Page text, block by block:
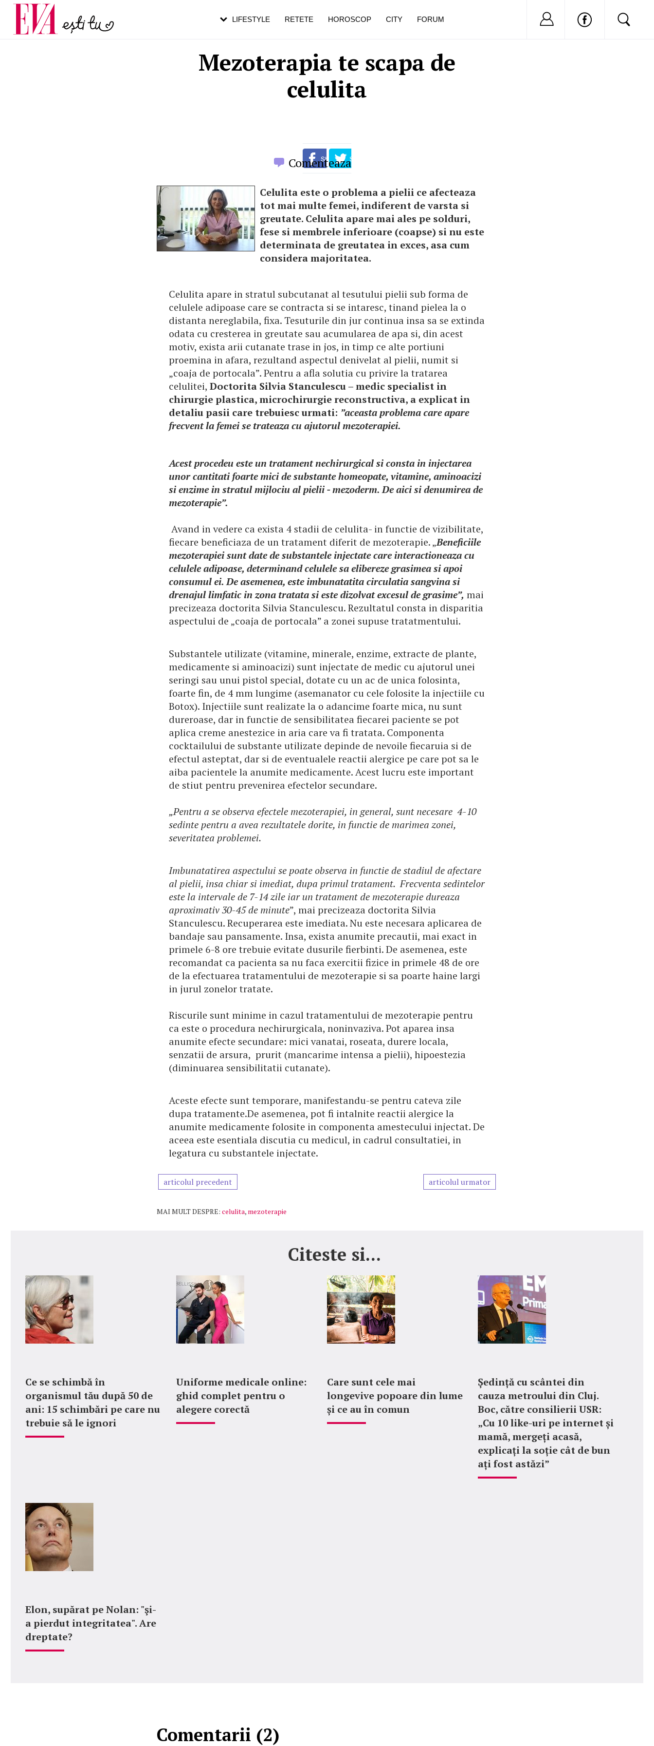
Mezoterapia te scapa de
celulita
Comenteaza
Celulita este o problema a pielii ce afecteaza
tot mai multe femei, indiferent de varsta si
greutate. Celulita apare mai ales pe solduri,
fese si membrele inferioare (coapse) si nu este
determinata de greutatea in exces, asa cum
considera majoritatea.
Celulita apare in stratul subcutanat al tesutului pielii sub forma de
celulele adipoase care se contracta si se intaresc, tinand pielea la o
distanta nereglabila, fixa. Tesuturile din jur continua insa sa se extinda
odata cu cresterea in greutate sau acumularea de apa si, din acest
motiv, exista arii cutanate trase in jos, in timp ce alte portiuni
proemina in afara, rezultand aspectul denivelat al pielii, numit si
„coaja de portocala”. Pentru a afla solutia cu privire la tratarea
celulitei, Doctorita Silvia Stanculescu – medic specialist in
chirurgie plastica, microchirurgie reconstructiva, a explicat in
detaliu pasii care trebuiesc urmati: ”aceasta problema care apare
frecvent la femei se trateaza cu ajutorul mezoterapiei.
Acest procedeu este un tratament nechirurgical si consta in injectarea
unor cantitati foarte mici de substante homeopate, vitamine, aminoacizi
si enzime in stratul mijlociu al pielii - mezoderm. De aici si denumirea de
mezoterapie”.
Avand in vedere ca exista 4 stadii de celulita- in functie de vizibilitate,
fiecare beneficiaza de un tratament diferit de mezoterapie. „Beneficiile
mezoterapiei sunt date de substantele injectate care interactioneaza cu
celulele adipoase, determinand celulele sa elibereze grasimea si apoi
consumul ei. De asemenea, este imbunatatita circulatia sangvina si
drenajul limfatic in zona tratata si este dizolvat excesul de grasime”, mai
precizeaza doctorita Silvia Stanculescu. Rezultatul consta in disparitia
aspectului de „coaja de portocala” a zonei supuse tratatmentului.
Substantele utilizate (vitamine, minerale, enzime, extracte de plante,
medicamente si aminoacizi) sunt injectate de medic cu ajutorul unei
seringi sau unui pistol special, dotate cu un ac de unica folosinta,
foarte fin, de 4 mm lungime (asemanator cu cele folosite la injectiile cu
Botox). Injectiile sunt realizate la o adancime foarte mica, nu sunt
dureroase, dar in functie de sensibilitatea fiecarei paciente se pot
aplica creme anestezice in aria care va fi tratata. Componenta
cocktailului de substante utilizate depinde de nevoile fiecaruia si de
efectul asteptat, dar si de eventualele reactii alergice pe care pot sa le
aiba pacientele la anumite medicamente. Acest lucru este important
de stiut pentru prevenirea efectelor secundare.
„Pentru a se observa efectele mezoterapiei, in general, sunt necesare 4-10
sedinte pentru a avea rezultatele dorite, in functie de marimea zonei,
severitatea problemei.
Imbunatatirea aspectului se poate observa in functie de stadiul de afectare
al pielii, insa chiar si imediat, dupa primul tratament. Frecventa sedintelor
este la intervale de 7-14 zile iar un tratament de mezoterapie dureaza
aproximativ 30-45 de minute”, mai precizeaza doctorita Silvia
Stanculescu. Recuperarea este imediata. Nu este necesara aplicarea de
bandaje sau pansamente. Insa, exista anumite precautii, mai exact in
primele 6-8 ore trebuie evitate dusurile fierbinti. De asemenea, este
recomandat ca pacienta sa nu faca exercitii fizice in primele 48 de ore
de la efectuarea tratamentului de mezoterapie si sa poarte haine largi
in jurul zonelor tratate.
Riscurile sunt minime in cazul tratamentului de mezoterapie pentru
ca este o procedura nechirurgicala, noninvaziva. Pot aparea insa
anumite efecte secundare: mici vanatai, roseata, durere locala,
senzatii de arsura, prurit (mancarime intensa a pielii), hipoestezia
(diminuarea sensibilitatii cutanate).
Aceste efecte sunt temporare, manifestandu-se pentru cateva zile
dupa tratamente.De asemenea, pot fi intalnite reactii alergice la
anumite medicamente folosite in componenta amestecului injectat. De
aceea este esentiala discutia cu medicul, in cadrul consultatiei, in
legatura cu substantele injectate.
articolul precedent articolul urmator
MAI MULT DESPRE: celulita, mezoterapie
Citeste si...
Ce se schimbă în
organismul tău după 50 de
ani: 15 schimbări pe care nu
trebuie să le ignori
Uniforme medicale online:
ghid complet pentru o
alegere corectă
Care sunt cele mai
longevive popoare din lume
și ce au în comun
Ședință cu scântei din
cauza metroului din Cluj.
Boc, către consilierii USR:
„Cu 10 like-uri pe internet și
mamă, mergeți acasă,
explicați la soție cât de bun
ați fost astăzi”
Elon, supărat pe Nolan: "şi-
a pierdut integritatea". Are
dreptate?
Comentarii (2)
LIFESTYLE RETETE HOROSCOP CITY FORUM Nu ai cont?
Carieră
Actualitate
pe măsură ce înaintezi în vârstă
de dureroasă este investigația